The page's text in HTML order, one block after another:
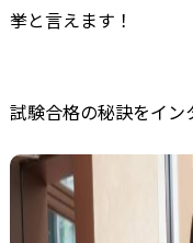
挙と言えます！
試験合格の秘訣をイン